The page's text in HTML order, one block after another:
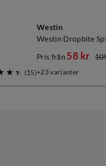
(15)
Westin
Westin Dropbite
price
Pris från 58 kr
price
23 varianter